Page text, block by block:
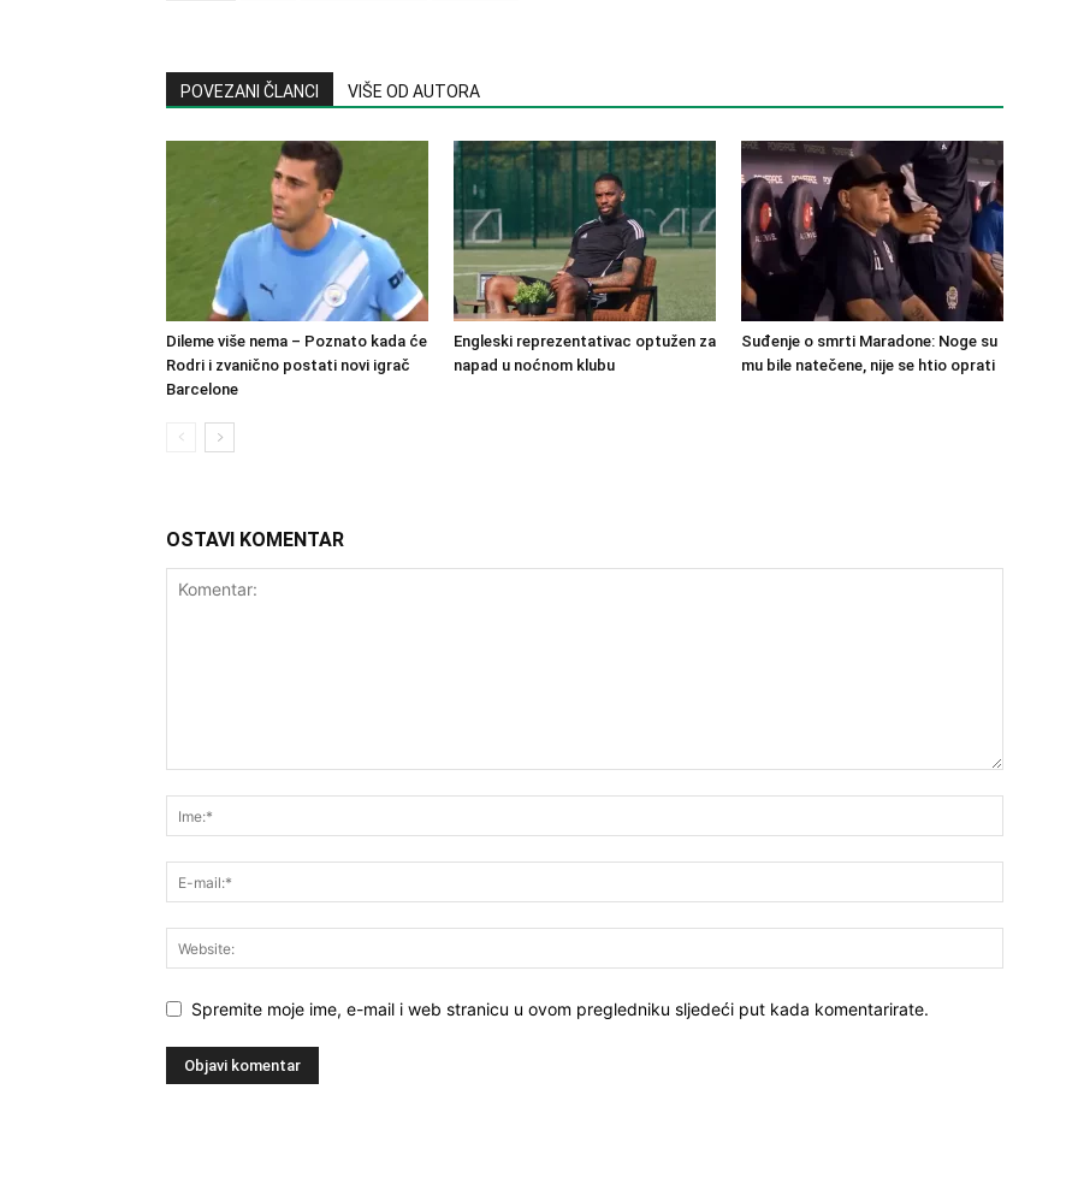
POVEZANI ČLANCI VIŠE OD AUTORA
Dileme više nema – Poznato kada će
Rodri i zvanično postati novi igrač
Barcelone
Engleski reprezentativac optužen za
napad u noćnom klubu
Suđenje o smrti Maradone: Noge su
mu bile natečene, nije se htio oprati
OSTAVI KOMENTAR
Spremite moje ime, e-mail i web stranicu u ovom pregledniku sljedeći put kada komentarirate.